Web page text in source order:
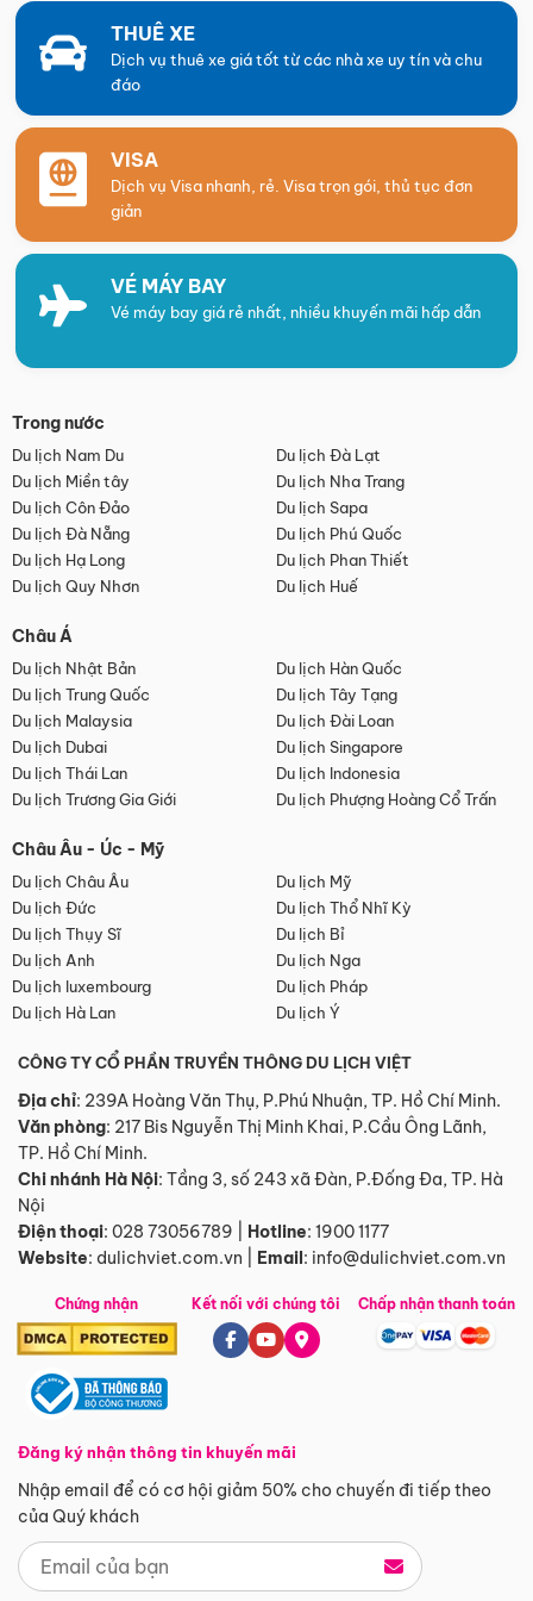
THUÊ XE
Dịch vụ thuê xe giá tốt từ các nhà xe uy tín và chu
đáo
VISA
Dịch vụ Visa nhanh, rẻ. Visa trọn gói, thủ tục đơn
giản
VÉ MÁY BAY
Vé máy bay giá rẻ nhất, nhiều khuyến mãi hấp dẫn
Trong nước
Du lịch Nam Du
Du lịch Đà Lạt
Du lịch Miền tây
Du lịch Nha Trang
Du lịch Côn Đảo
Du lịch Sapa
Du lịch Đà Nẵng
Du lịch Phú Quốc
Du lịch Hạ Long
Du lịch Phan Thiết
Du lịch Quy Nhơn
Du lịch Huế
Châu Á
Du lịch Nhật Bản
Du lịch Hàn Quốc
Du lịch Trung Quốc
Du lịch Tây Tạng
Du lịch Malaysia
Du lịch Đài Loan
Du lịch Dubai
Du lịch Singapore
Du lịch Thái Lan
Du lịch Indonesia
Du lịch Trương Gia Giới
Du lịch Phượng Hoàng Cổ Trấn
Châu Âu - Úc - Mỹ
Du lịch Châu Âu
Du lịch Mỹ
Du lịch Đức
Du lịch Thổ Nhĩ Kỳ
Du lịch Thụy Sĩ
Du lịch Bỉ
Du lịch Anh
Du lịch Nga
Du lịch luxembourg
Du lịch Pháp
Du lịch Hà Lan
Du lịch Ý
CÔNG TY CỔ PHẦN TRUYỀN THÔNG DU LỊCH VIỆT
Địa chỉ: 239A Hoàng Văn Thụ, P.Phú Nhuận, TP. Hồ Chí Minh.
Văn phòng: 217 Bis Nguyễn Thị Minh Khai, P.Cầu Ông Lãnh,
TP. Hồ Chí Minh.
Chi nhánh Hà Nội: Tầng 3, số 243 xã Đàn, P.Đống Đa, TP. Hà
Nội
Điện thoại: 028 73056789 Hotline: 1900 1177
Website: dulichviet.com.vn Email: info@dulichviet.com.vn
Chứng nhận
Đăng ký nhận thông tin khuyến mãi
Nhập email để có cơ hội giảm 50% cho chuyến đi tiếp theo
của Quý khách
Kết nối với chúng tôi Chấp nhận thanh toán